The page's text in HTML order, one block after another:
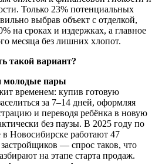
Только 23% потенциальных
выбрав объект с отделкой,
на сроках и издержках, а главное
месяца без лишних хлопот.
такой вариант?
молодые пары
временем: купив готовую
за 7–14 дней, оформляя
и переводя ребёнка в новую
без паузы. В 2025 году по
Новосибирске работают 47
— спрос таков, что
на этапе старта продаж.